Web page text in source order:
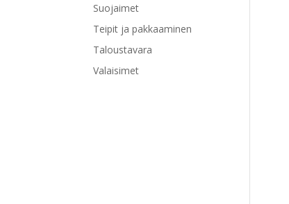
Suojaimet
Teipit ja pakkaaminen
Taloustavara
Valaisimet